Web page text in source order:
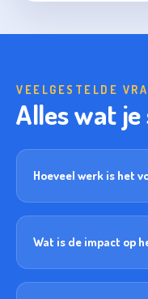
VEELGESTELDE
Alles wat
Hoeveel werk is het
Wat is de impact op